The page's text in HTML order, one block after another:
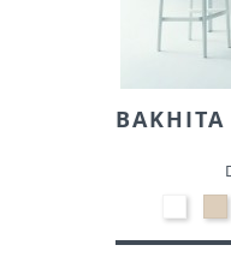
BAKHITA
-
Blanc
-